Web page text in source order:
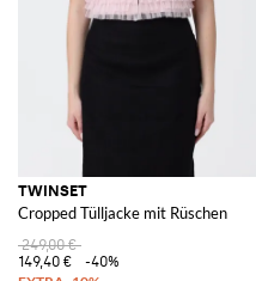
TWINSET
Cropped Tülljacke mit Rüschen
249,00 €
149,40 €
-40%